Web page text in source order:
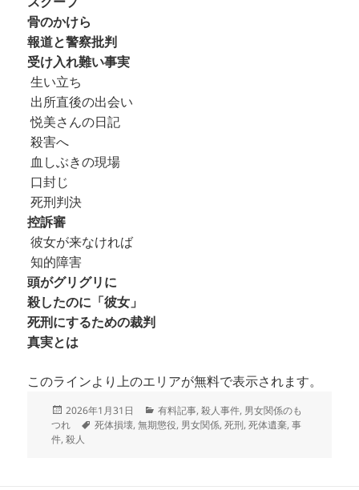
骨のかけら
報道と警察批判
受け入れ難い事実
生い立ち
出所直後の出会い
悦美さんの日記
殺害へ
血しぶきの現場
口封じ
死刑判決
控訴審
彼女が来なければ
知的障害
頭がグリグリに
殺したのに「彼女」
死刑にするための裁判
真実とは
このラインより上のエリアが無料で表示されます。
投
稿
日:
2026年1月31日
カ
テ
有料記事, 殺人事件, 男女関係のも
つれ
タ
死体損壊, 無期懲役, 男女関係, 死刑, 死体遺棄, 事
件, 殺人